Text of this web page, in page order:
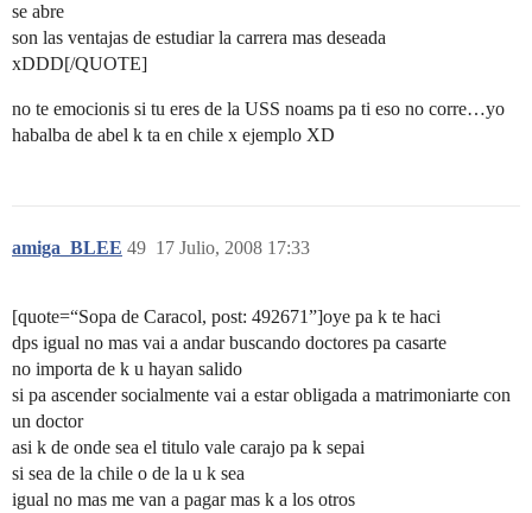
se abre
son las ventajas de estudiar la carrera mas deseada
xDDD[/QUOTE]
no te emocionis si tu eres de la USS noams pa ti eso no corre…yo
habalba de abel k ta en chile x ejemplo XD
amiga_BLEE 17 Julio, 2008 17:33
49
[quote=“Sopa de Caracol, post: 492671”]oye pa k te haci
dps igual no mas vai a andar buscando doctores pa casarte
no importa de k u hayan salido
si pa ascender socialmente vai a estar obligada a matrimoniarte con
un doctor
asi k de onde sea el titulo vale carajo pa k sepai
si sea de la chile o de la u k sea
igual no mas me van a pagar mas k a los otros